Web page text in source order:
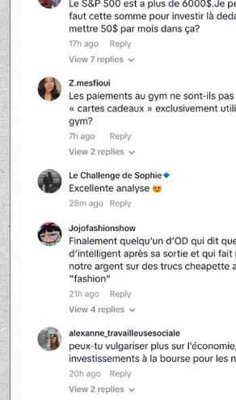
l’investissement totaliserait
Cette analyse démontre le
significatif de l’investissement
même avec des sommes
des paiements mensuels de
choisissant d’investir plutôt
passivement, on peut
initiale par plusieurs fois.
@_felixlevesqueInvestir les
Grand Prix d'OD
sound – Félix